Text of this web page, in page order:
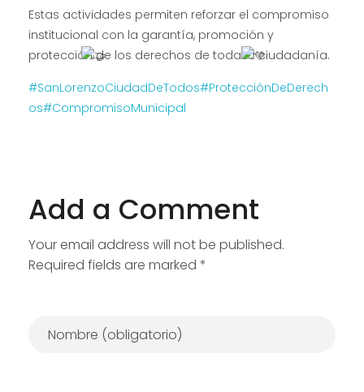
Estas actividades permiten reforzar el compromiso
institucional con la garantía, promoción y
protección de los derechos de toda la ciudadanía.
#SanLorenzoCiudadDeTodos#ProtecciónDeDerech
os#CompromisoMunicipal
Add a Comment
Your email address will not be published.
Required fields are marked *